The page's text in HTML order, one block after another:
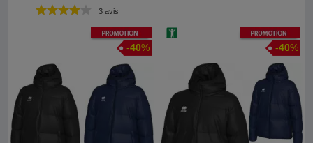
3 avis
Promotion
-40%
Promotion
-40%